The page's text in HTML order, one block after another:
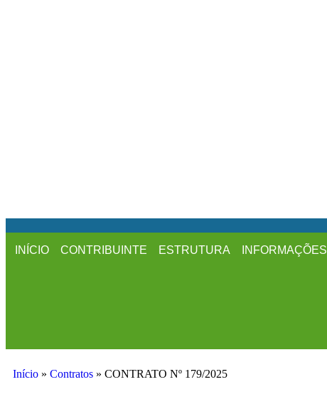
INÍCIO CONTRIBUINTE ESTRUTURA INFORMAÇÕES
Início » Contratos » CONTRATO Nº 179/2025